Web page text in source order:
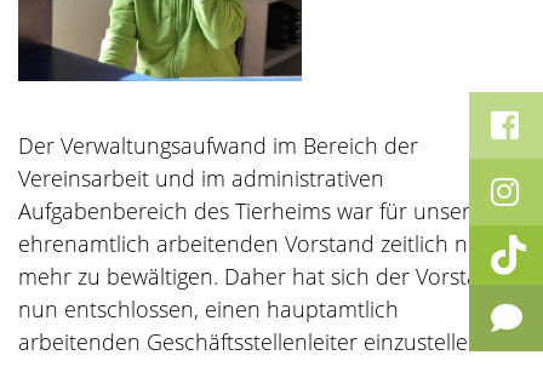
Der Verwaltungsaufwand im Bereich der
Vereinsarbeit und im administrativen
Aufgabenbereich des Tierheims war für unseren
ehrenamtlich arbeitenden Vorstand zeitlich nicht
mehr zu bewältigen. Daher hat sich der Vorstand
nun entschlossen, einen hauptamtlich
arbeitenden Geschäftsstellenleiter einzustellen.